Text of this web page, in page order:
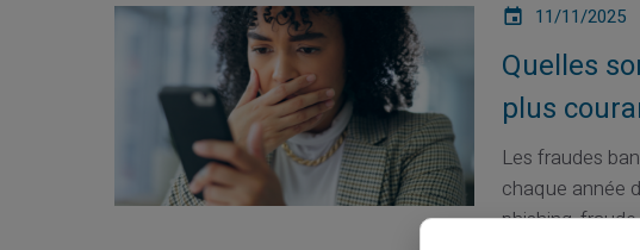
11/11/2025
Quelles
plus
Les fraudes
chaque année
phishing,